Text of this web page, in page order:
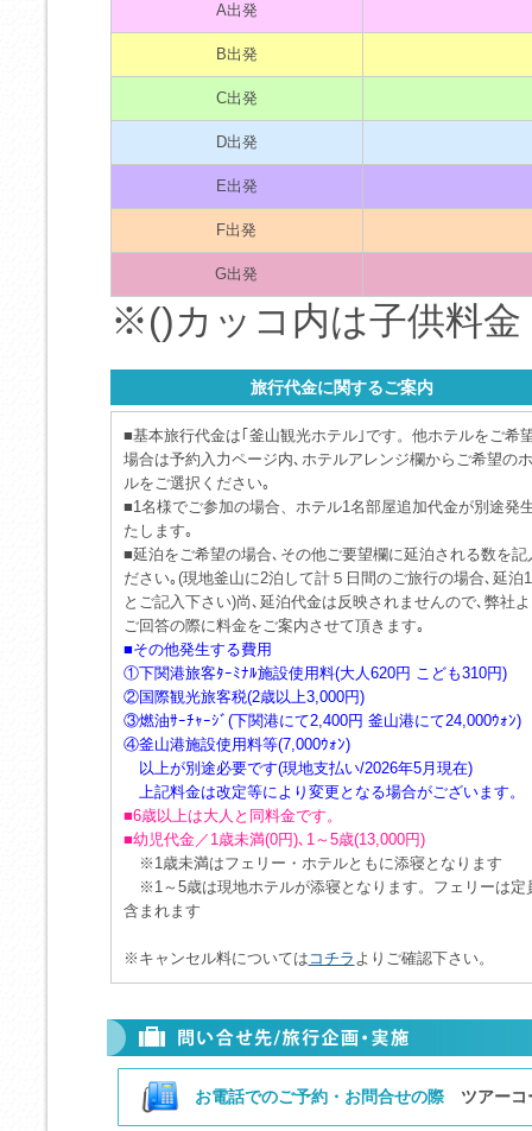
A出発
B出発
C出発
D出発
E出発
F出発
G出発
※()カッコ内は子供料金
旅行代金に関するご案内
■基本旅行代金は｢釜山観光ホテル｣です。他ホテルをご希
場合は予約入力ページ内､ホテルアレンジ欄からご希望の
ルをご選択ください｡
■1名様でご参加の場合、ホテル1名部屋追加代金が別途発
たします｡
■延泊をご希望の場合､その他ご要望欄に延泊される数を記
ださい｡(現地釜山に2泊して計５日間のご旅行の場合､延泊
とご記入下さい)尚､延泊代金は反映されませんので､弊社
ご回答の際に料金をご案内させて頂きます｡
■その他発生する費用
①下関港旅客ﾀｰﾐﾅﾙ施設使用料(大人620円 こども310円)
②国際観光旅客税(2歳以上3,000円)
③燃油ｻｰﾁｬｰｼﾞ(下関港にて2,400円 釜山港にて24,000ｳｫﾝ)
④釜山港施設使用料等(7,000ｳｫﾝ)
以上が別途必要です(現地支払い/2026年5月現在)
上記料金は改定等により変更となる場合がございます
■6歳以上は大人と同料金です。
■幼児代金／1歳未満(0円)､1～5歳(13,000円)
※1歳未満はフェリー・ホテルともに添寝となります
※1～5歳は現地ホテルが添寝となります。フェリーは定
含まれます
※キャンセル料については コチラ よりご確認下さい。
お電話でのご予約・お問合せの際ツアーコ